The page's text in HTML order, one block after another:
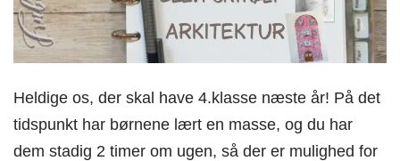
Heldige os, der skal have 4.klasse næste år! På det
tidspunkt har børnene lært en masse, og du har
dem stadig 2 timer om ugen, så der er mulighed for